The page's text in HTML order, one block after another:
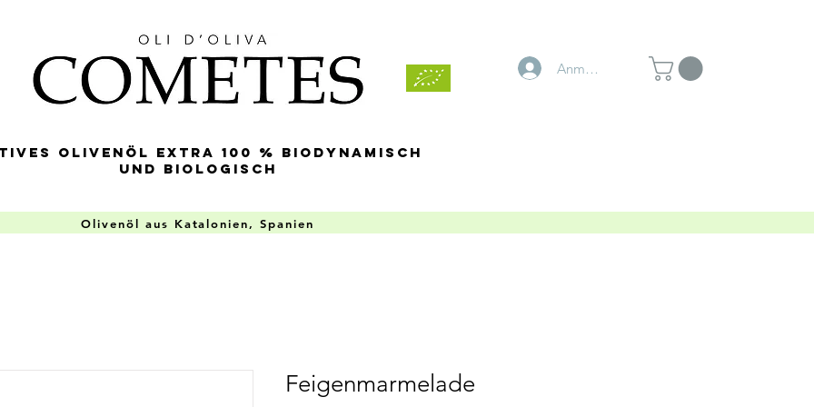
Anmelden
Olivenöl Extra 100 % biodynamisch
und biologisch
Olivenöl aus Katalonien, Spanien
Feigenmarmelade